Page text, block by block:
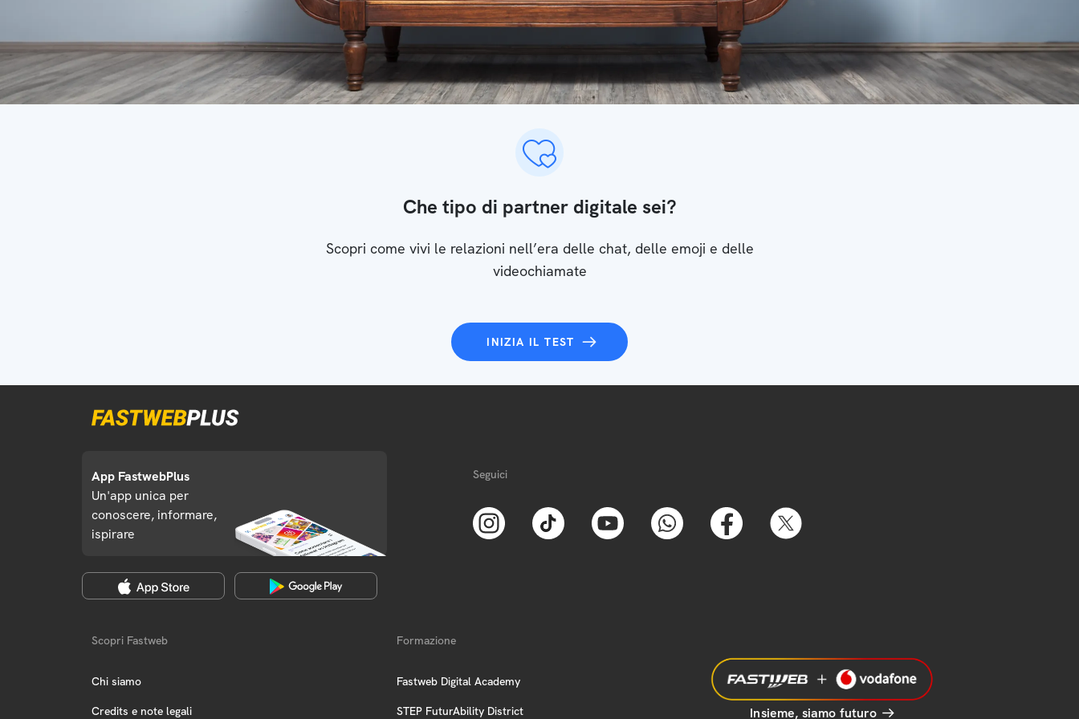
Che tipo di partner digitale sei?
Scopri come vivi le relazioni nell’era delle chat, delle emoji e delle
videochiamate
INIZIA IL TEST
App FastwebPlus
Un'app unica per
conoscere, informare,
ispirare
Seguici
Scopri Fastweb
Chi siamo
Credits e note legali
Formazione
Fastweb Digital Academy
STEP FuturAbility District Insieme, siamo futuro